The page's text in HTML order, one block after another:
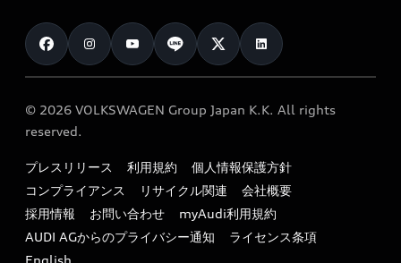
カタログ一覧
車検 / 定期点検
e-tronアフターサポート
myAudi
クオリティ
保証
メンテナンス
ファイナンス
キャンペーン / イベント
買取査定
お知らせ
オーナー様向けキャンペーン
特定整備適用車一覧
リサイクル法
よくある質問（FAQ）
© 2026 VOLKSWAGEN Group Japan K.K. All rights
reserved.
プレスリリース 利用規約
個人情報保護方針
コンプライアンス
リサイクル関連
会社概要
採用情報
お問い合わせ
myAudi利用規約
AUDI AGからのプライバシー通知
ライセンス条項
English